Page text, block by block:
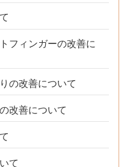
フィンガーの改善に
の改善について
改善について
て